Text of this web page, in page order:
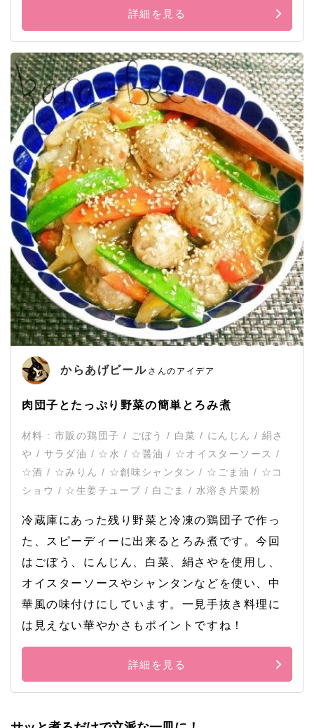
詳細を見る
からあげビール さんのアイデア
肉団子とたっぷり野菜の簡単とろみ煮
材料 : 市販の鶏団子 / ごぼう / 白菜 / にんじん / 絹さ
や / サラダ油 / ☆水 / ☆醤油 / ☆オイスターソース /
☆酒 / ☆みりん / ☆創味シャンタン / ☆ごま油 / ☆コ
ショウ / ☆生姜チューブ / 白ごま / 水溶き片栗粉
冷蔵庫にあった残り野菜と冷凍の鶏団子で作っ
た、スピーディーに出来るとろみ煮です。今回
はごぼう、にんじん、白菜、絹さやを使用し、
オイスターソースやシャンタンなどを使い、中
華風の味付けにしています。一見手抜き料理に
は見えない華やかさもポイントですね！
詳細を見る